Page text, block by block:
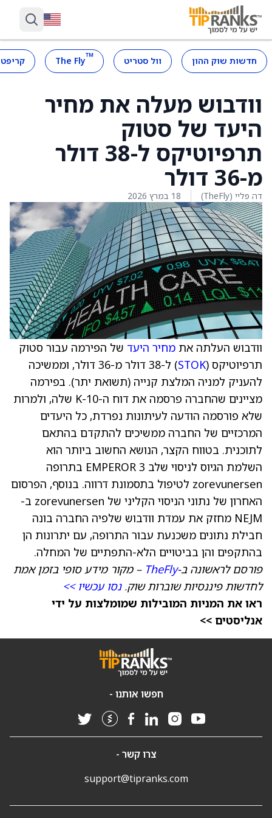
חדשות שוק ההון וול סטריט ™
The Fly
וודבוש מעלה את מחיר
היעד של סטוק
תרפיוטיקס ל-38 דולר
מ-36 דולר
דה פליי (TheFly) 18 במרץ 2026
וודבוש העלתה את מחיר היעד של הפירמה עבור סטוק
תרפיוטיקס (STOK
) ל-38 דולר מ-36 דולר, וממשיכה
להעניק למניה המלצת קנייה (תשואת יתר). בפירמה
מציינים שהחברה פרסמה את דוח ה-10-K שלה, ולמרות
שלא פורסמה הודעה לעיתונות נפרדת, כל היעדים
המרכזיים של החברה ממשיכים להתקדם בהתאם
לתוכנית. בטווח הקצר, הנושא החשוב ביותר הוא
השלמת הגיוס לניסוי שלב 3 EMPEROR בתרופה
zorevunersen לטיפול בתסמונת דרווה. בנוסף, הפרסום
האחרון של נתוני הניסוי הקליני של zorevunersen ב-
NEJM מחזק את עמדת וודבוש שלפיה החברה בונה
חבילת נתונים משכנעת עבור התרופה, עם יתרונות הן
בהתקפים והן בביטויים הלא-התפתיים של המחלה.
פורסם לראשונה ב-TheFly – מקור מידע סופי בזמן אמת
לחדשות פיננסיות שוברות שוק.נסו עכשיו >>
ראו את המניות המובילות שמומלצות על ידי
אנליסטים >>
חפשו אותנו -
צרו קשר -
support@tipranks.com